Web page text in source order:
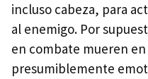
incluso cabeza, para
al enemigo. Por
en combate mueren
presumiblemente